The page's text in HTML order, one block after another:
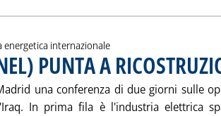
energetica internazionale
PUNTA A
una conferenza di due giorni sulle
In prima fila è l'industria elettrica